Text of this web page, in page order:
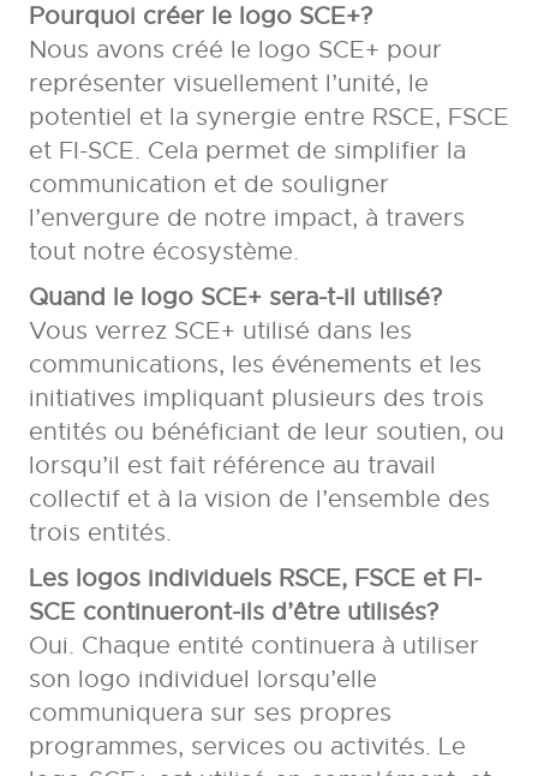
Pourquoi créer le logo SCE+?
Nous avons créé le logo SCE+ pour
représenter visuellement l’unité, le
potentiel et la synergie entre RSCE, FSCE
et FI-SCE. Cela permet de simplifier la
communication et de souligner
l’envergure de notre impact, à travers
tout notre écosystème.
Quand le logo SCE+ sera-t-il utilisé?
Vous verrez SCE+ utilisé dans les
communications, les événements et les
initiatives impliquant plusieurs des trois
entités ou bénéficiant de leur soutien, ou
lorsqu’il est fait référence au travail
collectif et à la vision de l’ensemble des
trois entités.
Les logos individuels RSCE, FSCE et FI-
SCE continueront-ils d’être utilisés?
Oui. Chaque entité continuera à utiliser
son logo individuel lorsqu’elle
communiquera sur ses propres
programmes, services ou activités. Le